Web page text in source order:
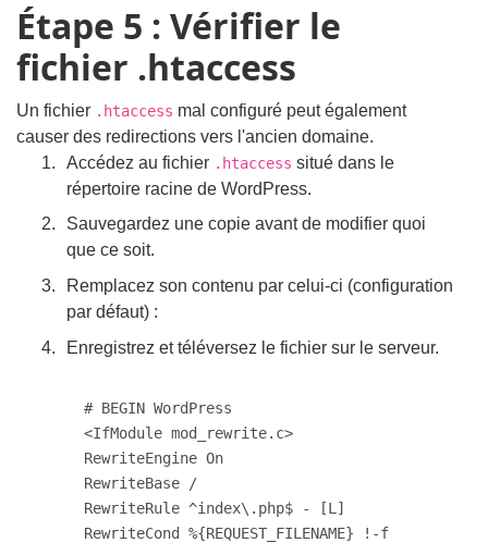
Étape 5 : Vérifier le
fichier .htaccess
Un fichier .htaccess mal configuré peut également
causer des redirections vers l'ancien domaine.
Accédez au fichier .htaccess situé dans le
répertoire racine de WordPress.
Sauvegardez une copie avant de modifier quoi
que ce soit.
Remplacez son contenu par celui-ci (configuration
par défaut) :
Enregistrez et téléversez le fichier sur le serveur.